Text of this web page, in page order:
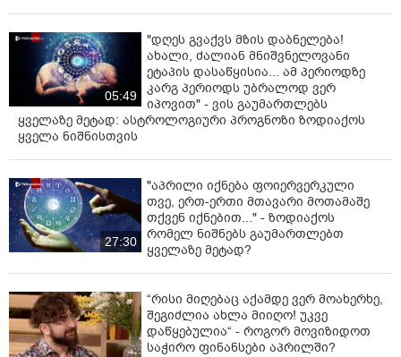
05:49
"დღეს გვაქვს მზის დაბნელება!
ახალი, ძალიან მნიშვნელოვანი
ეტაპის დასაწყისია... ამ პერიოდზე
კარგ პერიოდს უბრალოდ ვერ
იპოვით" - ვის გაუმართლებს
ყველაზე მეტად: ასტროლოგიური პროგნოზი ზოდიაქოს
ყველა ნიშნისთვის
27:30
"აპრილი იქნება ფოიერვერკული
თვე, ერთ-ერთი მთავარი მოთამაშე
თქვენ იქნებით..." - ზოდიაქოს
რომელ ნიშნებს გაუმართლებთ
ყველაზე მეტად?
“რისი მიღებაც აქამდე ვერ მოახერხე,
შეგიძლია ახლა მიიღო! უკვე
დაწყებულია“ - როგორ მოვიზიდოთ
საჭირო ფინანსები აპრილში?